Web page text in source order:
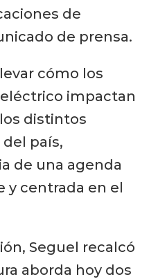
de
de prensa.
cómo los
impactan
distintos
país,
de una agenda
y centrada en el
Seguel recalcó
aborda hoy dos